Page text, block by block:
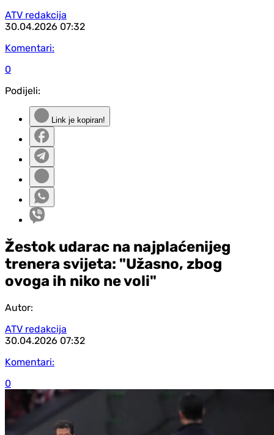
ATV redakcija
30.04.2026 07:32
Komentari:
0
Podijeli:
Link je kopiran!
Žestok udarac na najplaćenijeg
trenera svijeta: "Užasno, zbog
ovoga ih niko ne voli"
Autor:
ATV redakcija
30.04.2026 07:32
Komentari:
0